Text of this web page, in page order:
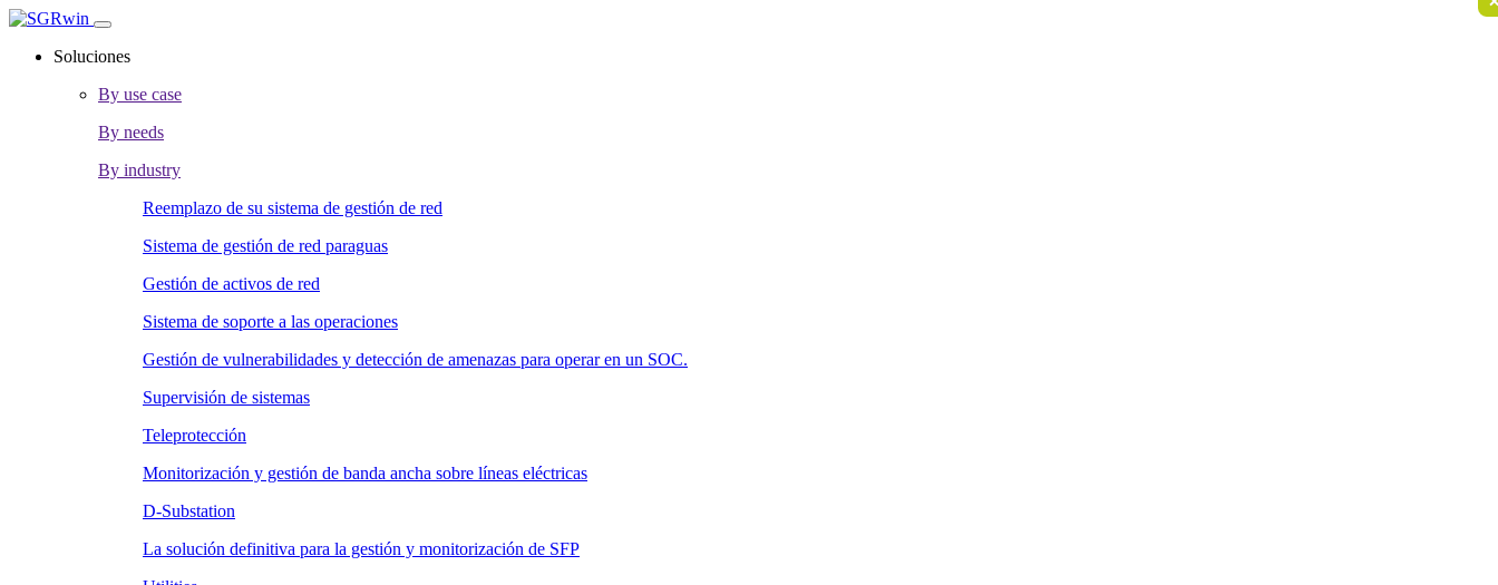
Soluciones
By use case
By needs
By industry
Reemplazo de su sistema de gestión de red
Sistema de gestión de red paraguas
Gestión de activos de red
Sistema de soporte a las operaciones
Gestión de vulnerabilidades y detección de amenazas para operar en un SOC.
Supervisión de sistemas
Teleprotección
Monitorización y gestión de banda ancha sobre líneas eléctricas
D-Substation
La solución definitiva para la gestión y monitorización de SFP